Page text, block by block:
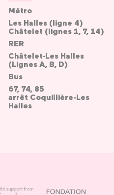
Métro
Les Halles (ligne 4)
Châtelet (lignes 1, 7, 14)
RER
Châtelet-Les Halles
(Lignes A, B, D)
Bus
67, 74, 85
arrêt Coquillière-Les
Halles